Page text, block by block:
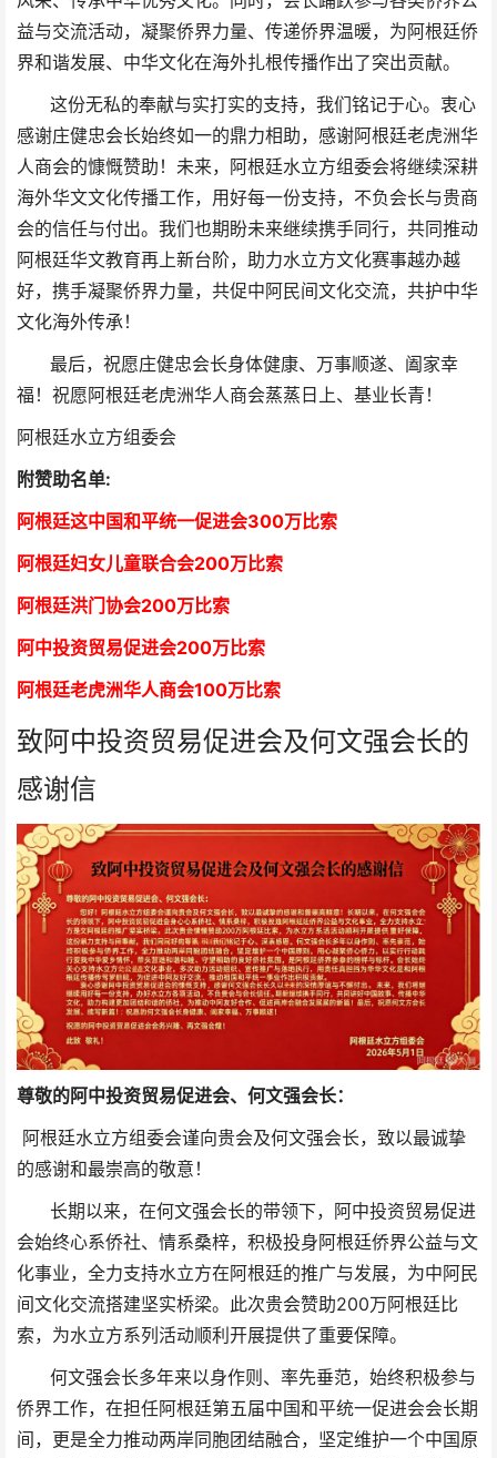
益与交流活动，凝聚侨界力量、传递侨界温暖，为阿根廷侨
界和谐发展、中华文化在海外扎根传播作出了突出贡献。
这份无私的奉献与实打实的支持，我们铭记于心。衷心
感谢庄健忠会长始终如一的鼎力相助，感谢阿根廷老虎洲华
人商会的慷慨赞助！未来，阿根廷水立方组委会将继续深耕
海外华文文化传播工作，用好每一份支持，不负会长与贵商
会的信任与付出。我们也期盼未来继续携手同行，共同推动
阿根廷华文教育再上新台阶，助力水立方文化赛事越办越
好，携手凝聚侨界力量，共促中阿民间文化交流，共护中华
文化海外传承！
最后，祝愿庄健忠会长身体健康、万事顺遂、阖家幸
福！祝愿阿根廷老虎洲华人商会蒸蒸日上、基业长青！
阿根廷水立方组委会
附赞助名单:
阿根廷这中国和平统一促进会300万比索
阿根廷妇女儿童联合会200万比索
阿根廷洪门协会200万比索
阿中投资贸易促进会200万比索
阿根廷老虎洲华人商会100万比索
致阿中投资贸易促进会及何文强会长的
感谢信
尊敬的阿中投资贸易促进会、何文强会长：
阿根廷水立方组委会谨向贵会及何文强会长，致以最诚挚
的感谢和最崇高的敬意！
长期以来，在何文强会长的带领下，阿中投资贸易促进
会始终心系侨社、情系桑梓，积极投身阿根廷侨界公益与文
化事业，全力支持水立方在阿根廷的推广与发展，为中阿民
间文化交流搭建坚实桥梁。此次贵会赞助200万阿根廷比
索，为水立方系列活动顺利开展提供了重要保障。
何文强会长多年来以身作则、率先垂范，始终积极参与
侨界工作，在担任阿根廷第五届中国和平统一促进会会长期
间，更是全力推动两岸同胞团结融合，坚定维护一个中国原